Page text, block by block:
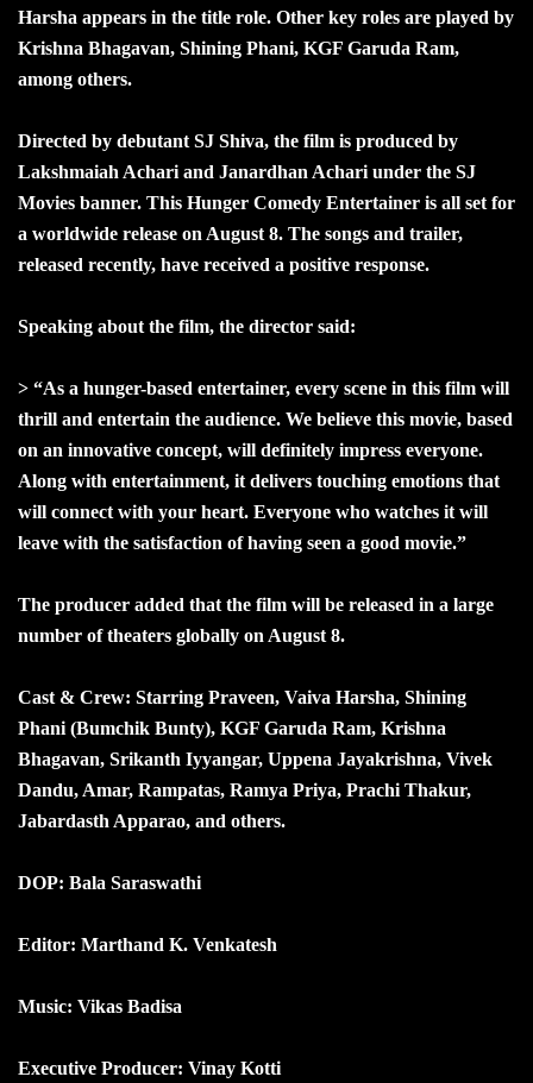
Harsha appears in the title role. Other key roles are played by
Krishna Bhagavan, Shining Phani, KGF Garuda Ram,
among others.
Directed by debutant SJ Shiva, the film is produced by
Lakshmaiah Achari and Janardhan Achari under the SJ
Movies banner. This Hunger Comedy Entertainer is all set for
a worldwide release on August 8. The songs and trailer,
released recently, have received a positive response.
Speaking about the film, the director said:
> “As a hunger-based entertainer, every scene in this film will
thrill and entertain the audience. We believe this movie, based
on an innovative concept, will definitely impress everyone.
Along with entertainment, it delivers touching emotions that
will connect with your heart. Everyone who watches it will
leave with the satisfaction of having seen a good movie.”
The producer added that the film will be released in a large
number of theaters globally on August 8.
Cast & Crew: Starring Praveen, Vaiva Harsha, Shining
Phani (Bumchik Bunty), KGF Garuda Ram, Krishna
Bhagavan, Srikanth Iyyangar, Uppena Jayakrishna, Vivek
Dandu, Amar, Rampatas, Ramya Priya, Prachi Thakur,
Jabardasth Apparao, and others.
DOP: Bala Saraswathi
Editor: Marthand K. Venkatesh
Music: Vikas Badisa
Executive Producer: Vinay Kotti